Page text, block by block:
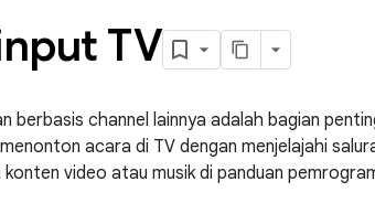
TV
berbasis channel lainnya adalah bagian
acara di TV dengan menjelajahi
video atau musik di panduan